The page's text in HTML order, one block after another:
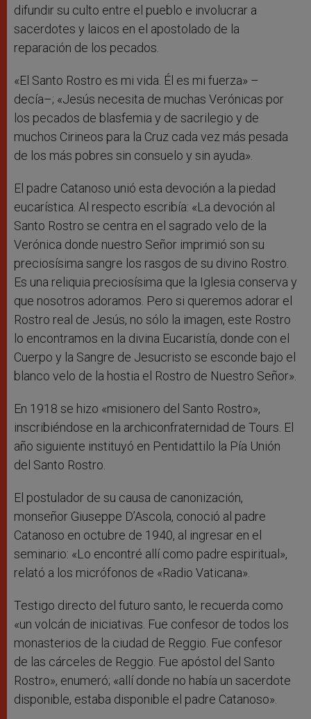
difundir su culto entre el pueblo e involucrar a
sacerdotes y laicos en el apostolado de la
reparación de los pecados.
«El Santo Rostro es mi vida. Él es mi fuerza» –
decía–; «Jesús necesita de muchas Verónicas por
los pecados de blasfemia y de sacrilegio y de
muchos Cirineos para la Cruz cada vez más pesada
de los más pobres sin consuelo y sin ayuda».
El padre Catanoso unió esta devoción a la piedad
eucarística. Al respecto escribía: «La devoción al
Santo Rostro se centra en el sagrado velo de la
Verónica donde nuestro Señor imprimió son su
preciosísima sangre los rasgos de su divino Rostro.
Es una reliquia preciosísima que la Iglesia conserva y
que nosotros adoramos. Pero si queremos adorar el
Rostro real de Jesús, no sólo la imagen, este Rostro
lo encontramos en la divina Eucaristía, donde con el
Cuerpo y la Sangre de Jesucristo se esconde bajo el
blanco velo de la hostia el Rostro de Nuestro Señor».
En 1918 se hizo «misionero del Santo Rostro»,
inscribiéndose en la archiconfraternidad de Tours. El
año siguiente instituyó en Pentidattilo la Pía Unión
del Santo Rostro.
El postulador de su causa de canonización,
monseñor Giuseppe D’Ascola, conoció al padre
Catanoso en octubre de 1940, al ingresar en el
seminario: «Lo encontré allí como padre espiritual»,
relató a los micrófonos de «Radio Vaticana».
Testigo directo del futuro santo, le recuerda como
«un volcán de iniciativas. Fue confesor de todos los
monasterios de la ciudad de Reggio. Fue confesor
de las cárceles de Reggio. Fue apóstol del Santo
Rostro», enumeró; «allí donde no había un sacerdote
disponible, estaba disponible el padre Catanoso».